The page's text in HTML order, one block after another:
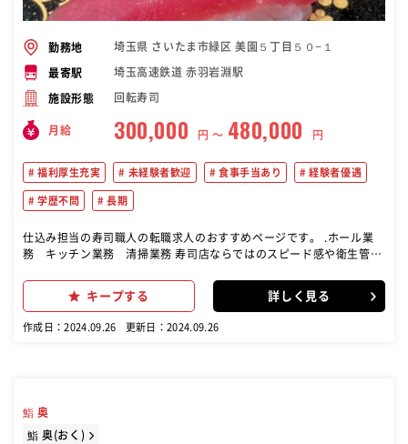
勤務地 埼玉県 さいたま市緑区 美園５丁目５０−１
最寄駅 埼玉高速鉄道 赤羽岩淵駅
施設形態 回転寿司
月給 300,000 円 〜 480,000 円
福利厚生充実 未経験者歓迎 食事手当あり 経験者優遇
学歴不問 長期
仕込み担当の寿司職人の転職求人のおすすめページです。 .ホール業
務 キッチン業務 清掃業務 寿司店ならではのスピード感や衛生管理
キープする 詳しく見る
作成日：2024.09.26 更新日：2024.09.26
鮨 奥
鮨 奥(おく)